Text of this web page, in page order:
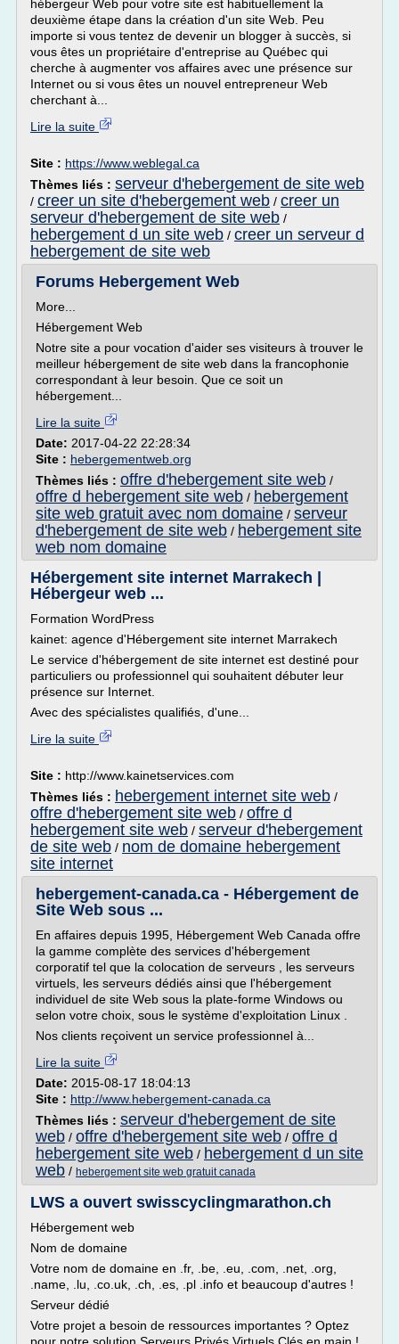
hébergeur Web pour votre site est habituellement la
deuxième étape dans la création d'un site Web. Peu
importe si vous tentez de devenir un blogger à succès, si
vous êtes un propriétaire d'entreprise au Québec qui
cherche à augmenter vos affaires avec une présence sur
Internet ou si vous êtes un nouvel entrepreneur Web
cherchant à...
Lire la suite
Site : https://www.weblegal.ca
Thèmes liés : serveur d'hebergement de site web
/ creer un site d'hebergement web / creer un
serveur d'hebergement de site web /
hebergement d un site web / creer un serveur d
hebergement de site web
Forums Hebergement Web
More...
Hébergement Web
Notre site a pour vocation d'aider ses visiteurs à trouver le
meilleur hébergement de site web dans la francophonie
correspondant à leur besoin. Que ce soit un
hébergement...
Lire la suite
Date: 2017-04-22 22:28:34
Site : hebergementweb.org
Thèmes liés : offre d'hebergement site web /
offre d hebergement site web / hebergement
site web gratuit avec nom domaine / serveur
d'hebergement de site web / hebergement site
web nom domaine
Hébergement site internet Marrakech |
Hébergeur web ...
Formation WordPress
kainet: agence d'Hébergement site internet Marrakech
Le service d'hébergement de site internet est destiné pour
particuliers ou professionnel qui souhaitent débuter leur
présence sur Internet.
Avec des spécialistes qualifiés, d'une...
Lire la suite
Site : http://www.kainetservices.com
Thèmes liés : hebergement internet site web /
offre d'hebergement site web / offre d
hebergement site web / serveur d'hebergement
de site web / nom de domaine hebergement
site internet
hebergement-canada.ca - Hébergement de
Site Web sous ...
En affaires depuis 1995, Hébergement Web Canada offre
la gamme complète des services d'hébergement
corporatif tel que la colocation de serveurs , les serveurs
virtuels, les serveurs dédiés ainsi que l'hébergement
individuel de site Web sous la plate-forme Windows ou
selon votre choix, sous le système d'exploitation Linux .
Nos clients reçoivent un service professionnel à...
Lire la suite
Date: 2015-08-17 18:04:13
Site : http://www.hebergement-canada.ca
Thèmes liés : serveur d'hebergement de site
web / offre d'hebergement site web / offre d
hebergement site web / hebergement d un site
web / hebergement site web gratuit canada
LWS a ouvert swisscyclingmarathon.ch
Hébergement web
Nom de domaine
Votre nom de domaine en .fr, .be, .eu, .com, .net, .org,
.name, .lu, .co.uk, .ch, .es, .pl .info et beaucoup d'autres !
Serveur dédié
Votre projet a besoin de ressources importantes ? Optez